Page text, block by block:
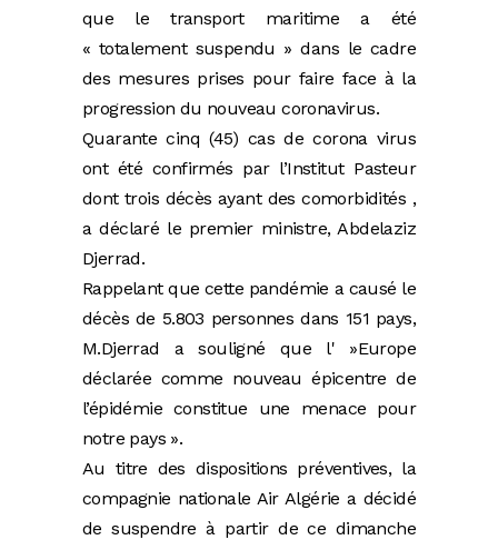
que le transport maritime a été
« totalement suspendu » dans le cadre
des mesures prises pour faire face à la
progression du nouveau coronavirus.
Quarante cinq (45) cas de corona virus
ont été confirmés par l’Institut Pasteur
dont trois décès ayant des comorbidités ,
a déclaré le premier ministre, Abdelaziz
Djerrad.
Rappelant que cette pandémie a causé le
décès de 5.803 personnes dans 151 pays,
M.Djerrad a souligné que l' »Europe
déclarée comme nouveau épicentre de
l’épidémie constitue une menace pour
notre pays ».
Au titre des dispositions préventives, la
compagnie nationale Air Algérie a décidé
de suspendre à partir de ce dimanche